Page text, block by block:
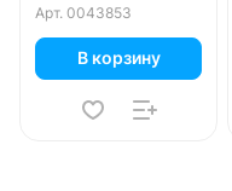
Арт. 0043853
В корзину